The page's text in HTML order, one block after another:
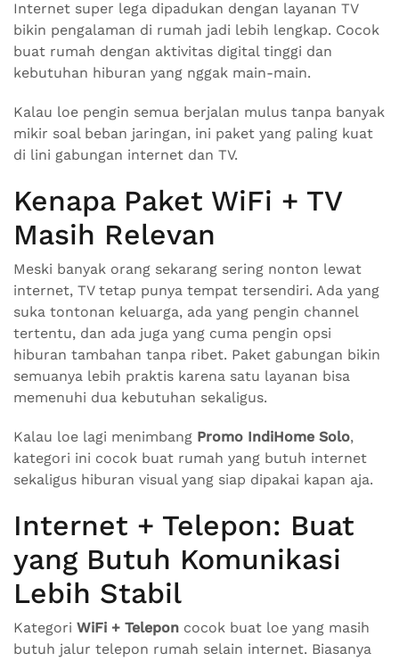
Internet super lega dipadukan dengan layanan TV
bikin pengalaman di rumah jadi lebih lengkap. Cocok
buat rumah dengan aktivitas digital tinggi dan
kebutuhan hiburan yang nggak main-main.
Kalau loe pengin semua berjalan mulus tanpa banyak
mikir soal beban jaringan, ini paket yang paling kuat
di lini gabungan internet dan TV.
Kenapa Paket WiFi + TV
Masih Relevan
Meski banyak orang sekarang sering nonton lewat
internet, TV tetap punya tempat tersendiri. Ada yang
suka tontonan keluarga, ada yang pengin channel
tertentu, dan ada juga yang cuma pengin opsi
hiburan tambahan tanpa ribet. Paket gabungan bikin
semuanya lebih praktis karena satu layanan bisa
memenuhi dua kebutuhan sekaligus.
Kalau loe lagi menimbang Promo IndiHome Solo,
kategori ini cocok buat rumah yang butuh internet
sekaligus hiburan visual yang siap dipakai kapan aja.
Internet + Telepon: Buat
yang Butuh Komunikasi
Lebih Stabil
Kategori WiFi + Telepon cocok buat loe yang masih
butuh jalur telepon rumah selain internet. Biasanya